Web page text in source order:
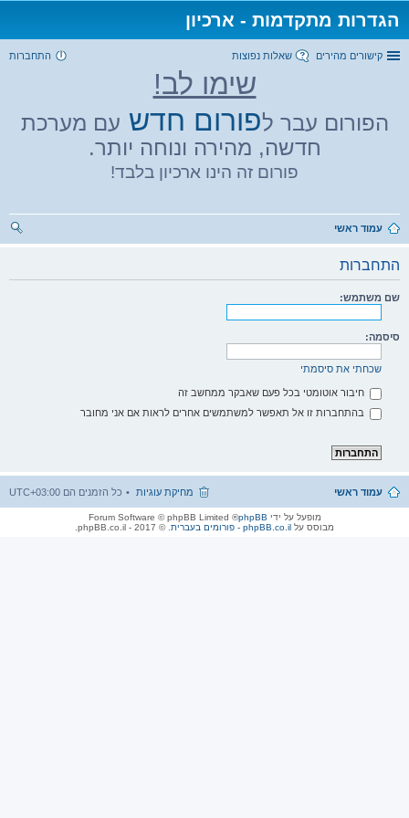
הגדרות מתקדמות - ארכיון
קישורים מהירים שאלות נפוצות התחברות
שימו לב!
הפורום עבר לפורום חדש עם מערכת
חדשה, מהירה ונוחה יותר.
פורום זה הינו ארכיון בלבד!
עמוד ראשי
התחברות
שם משתמש:
סיסמה:
שכחתי את סיסמתי
חיבור אוטומטי בכל פעם שאבקר ממחשב זה
בהתחברות זו אל תאפשר למשתמשים אחרים לראות אם אני מחובר
עמוד ראשי כל הזמנים הם UTC+03:00 מחיקת עוגיות
מופעל על ידי phpBB
® Forum Software © phpBB Limited
מבוסס על phpBB.co.il - פורומים בעברית . © 2017 - phpBB.co.il.